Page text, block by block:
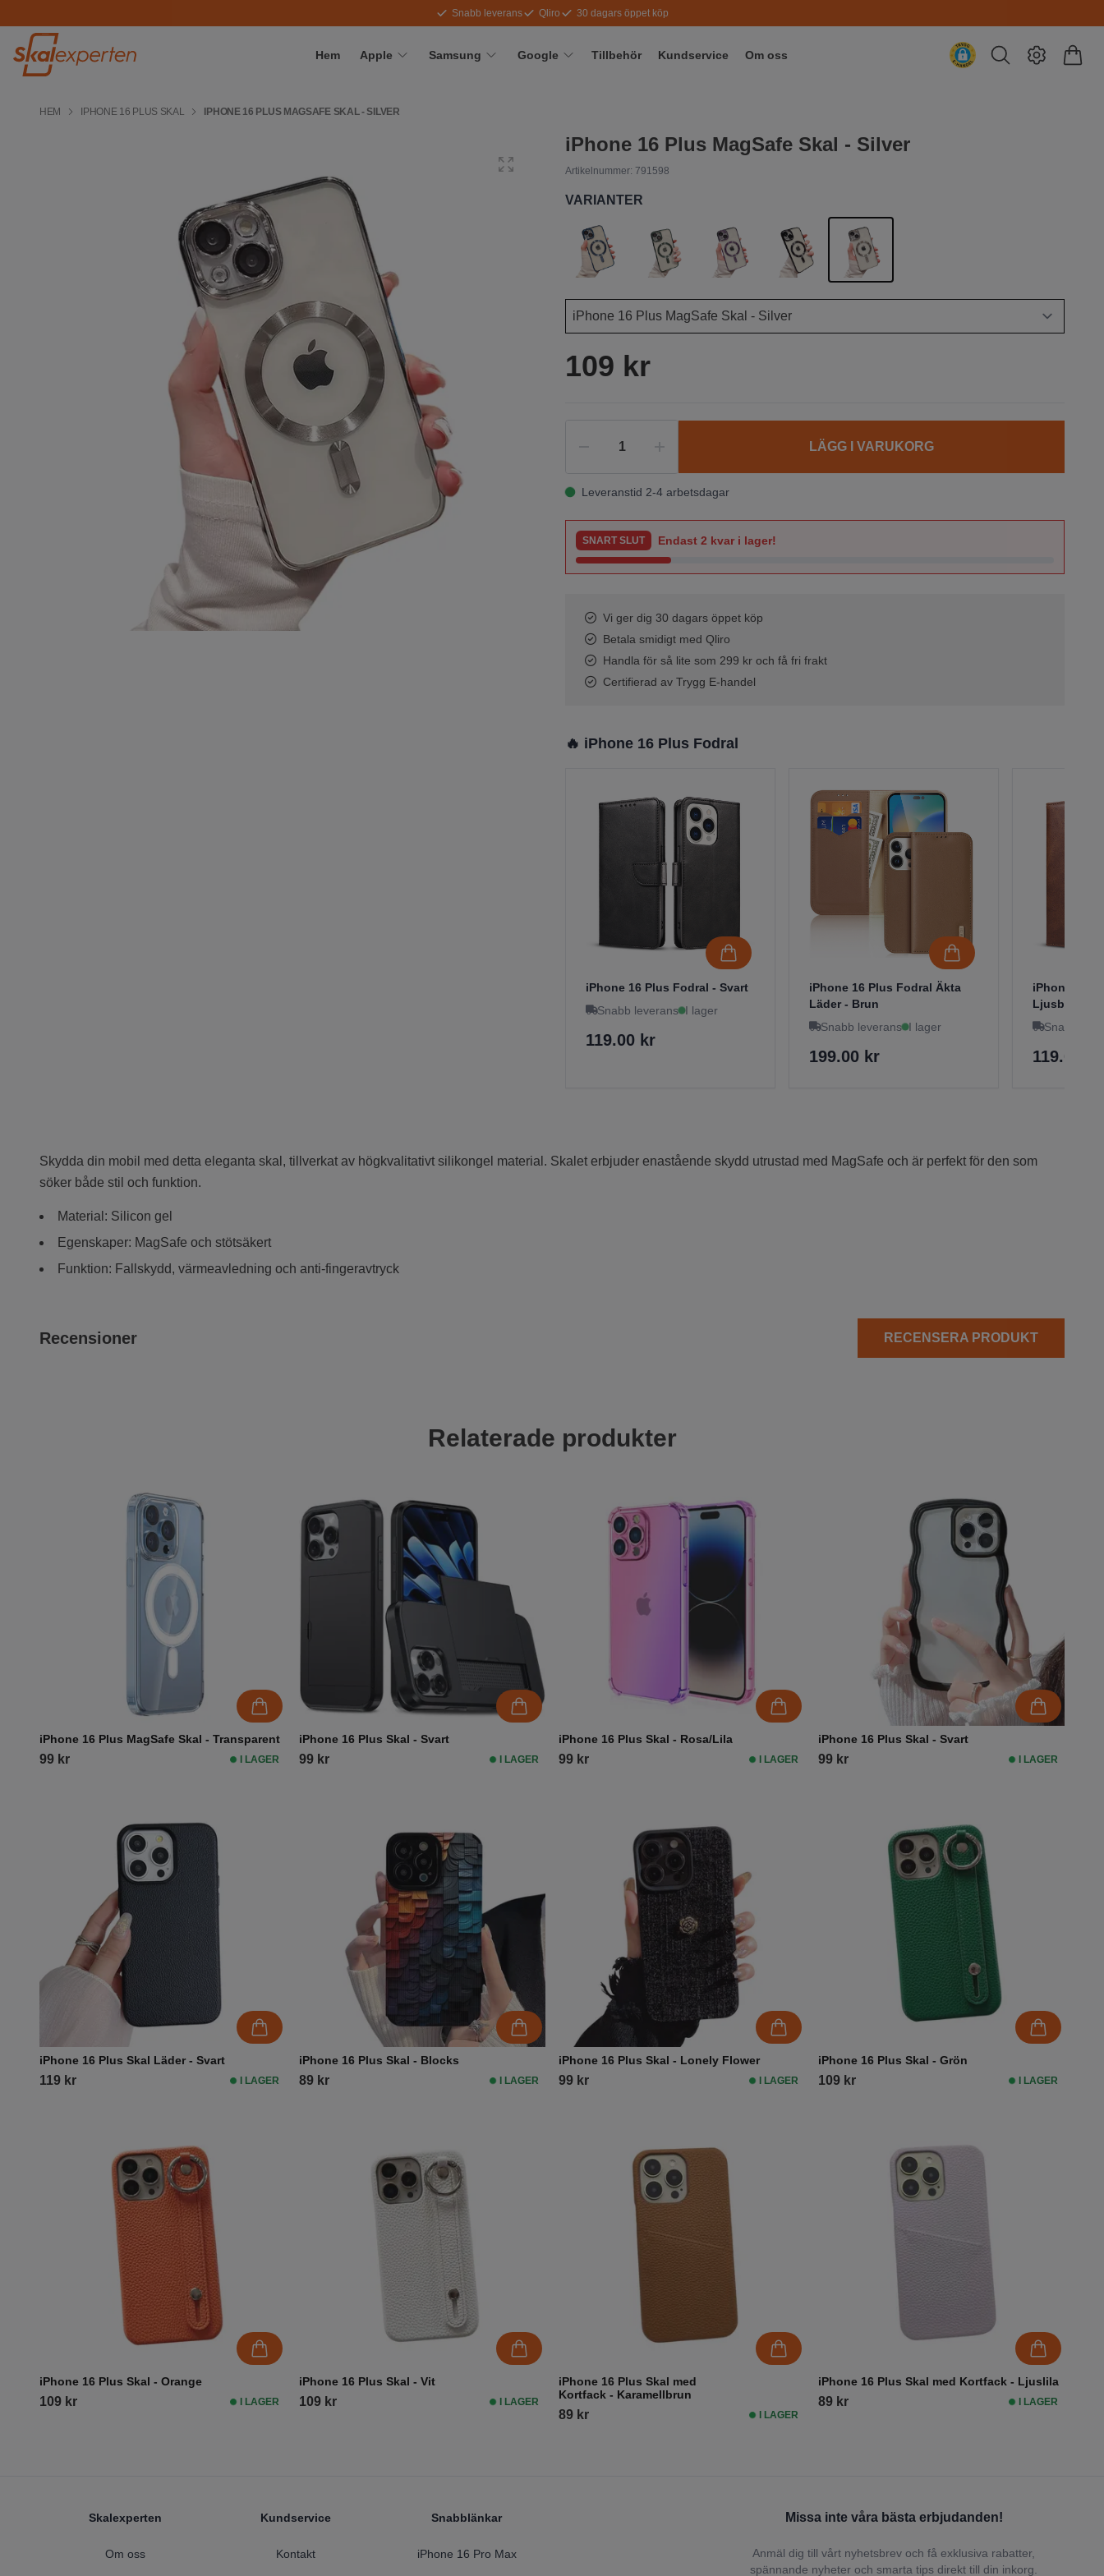
Snabb leverans Qliro 30 dagars öppet köp
Hem Apple Samsung Google Tillbehör Kundservice Om oss
HEM IPHONE 16 PLUS SKAL IPHONE 16 PLUS MAGSAFE SKAL - SILVER
iPhone 16 Plus MagSafe Skal - Silver
Artikelnummer: 791598
VARIANTER
109 kr
LÄGG I VARUKORG
Leveranstid 2-4 arbetsdagar
SNART SLUT Endast 2 kvar i lager!
Vi ger dig 30 dagars öppet köp
Betala smidigt med Qliro
Handla för så lite som 299 kr och få fri frakt
Certifierad av Trygg E-handel
🔥 iPhone 16 Plus Fodral
iPhone 16 Plus Fodral - Svart
Snabb leverans I lager
119.00 kr
iPhone 16 Plus Fodral Äkta
Läder - Brun
Snabb leverans I lager
199.00 kr
iPhone 16
Ljusbrun
Snabb
119.00 kr
Skydda din mobil med detta eleganta skal, tillverkat av högkvalitativt silikongel material. Skalet erbjuder enastående skydd utrustad med MagSafe och är perfekt för den som
söker både stil och funktion.
Material: Silicon gel
Egenskaper: MagSafe och stötsäkert
Funktion: Fallskydd, värmeavledning och anti-fingeravtryck
Recensioner RECENSERA PRODUKT
Relaterade produkter
iPhone 16 Plus MagSafe Skal - Transparent
99 kr I LAGER
iPhone 16 Plus Skal - Svart
99 kr I LAGER
iPhone 16 Plus Skal - Rosa/Lila
99 kr I LAGER
iPhone 16 Plus Skal - Svart
99 kr I LAGER
iPhone 16 Plus Skal Läder - Svart
119 kr I LAGER
iPhone 16 Plus Skal - Blocks
89 kr I LAGER
iPhone 16 Plus Skal - Lonely Flower
99 kr I LAGER
iPhone 16 Plus Skal - Grön
109 kr I LAGER
iPhone 16 Plus Skal - Orange
109 kr I LAGER
iPhone 16 Plus Skal - Vit
109 kr I LAGER
iPhone 16 Plus Skal med
Kortfack - Karamellbrun
89 kr I LAGER
iPhone 16 Plus Skal med Kortfack - Ljuslila
89 kr I LAGER
Skalexperten
Om oss
Kundservice
Kontakt
Snabblänkar
iPhone 16 Pro Max
Missa inte våra bästa erbjudanden!
Anmäl dig till vårt nyhetsbrev och få exklusiva rabatter,
spännande nyheter och smarta tips direkt till din inkorg.